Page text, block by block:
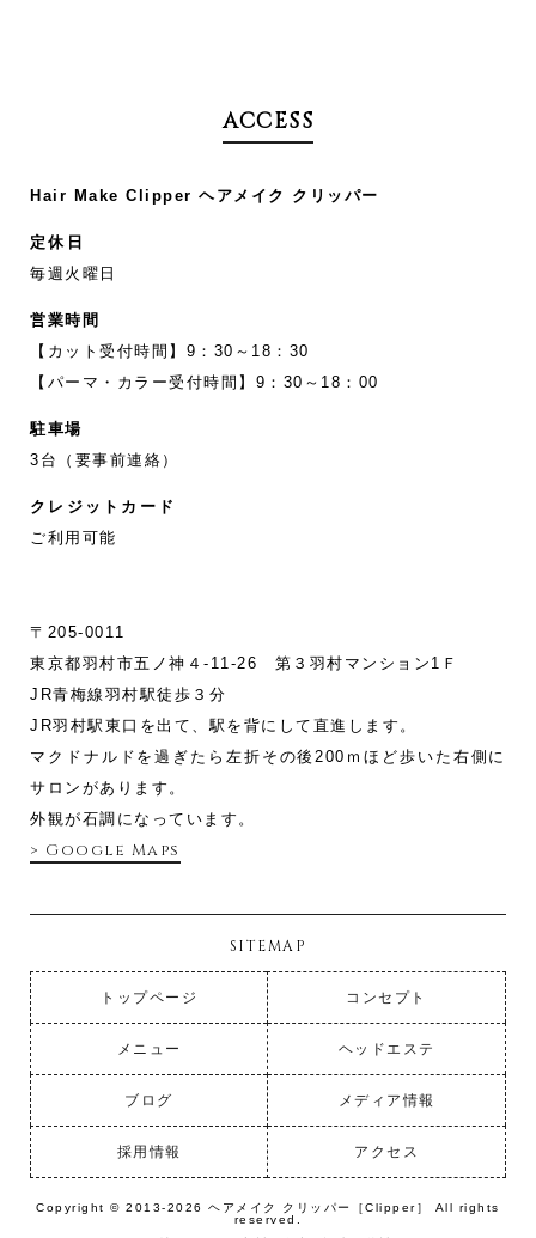
ACCESS
Hair Make Clipper ヘアメイク クリッパー
定休日
毎週火曜日
営業時間
【カット受付時間】9：30～18：30
【パーマ・カラー受付時間】9：30～18：00
駐車場
3台（要事前連絡）
クレジットカード
ご利用可能
〒205-0011
東京都羽村市五ノ神４-11‐26 第３羽村マンション1Ｆ
JR青梅線羽村駅徒歩３分
JR羽村駅東口を出て、駅を背にして直進します。
マクドナルドを過ぎたら左折その後200ｍほど歩いた右側に
サロンがあります。
外観が石調になっています。
> Google Maps
SITEMAP
トップページ コンセプト
メニュー ヘッドエステ
ブログ メディア情報
採用情報 アクセス
Copyright © 2013-2026 ヘアメイク クリッパー［Clipper］ All rights
reserved.